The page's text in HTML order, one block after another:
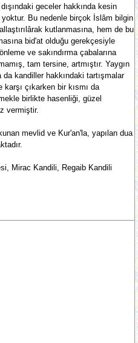
geceler hakkında kesin
Bu nedenle birçok İslâm bilgin
kutlanmasına, hem de bu
bid'at olduğu gerekçesiyle
ve sakındırma çabalarına
tam tersine, artmıştır. Yaygın
kandiller hakkındaki tartışmalar
çıkarken bir kısmı da
birlikte hasenliği, güzel
vermiştir.
mevlid ve Kur'an'la, yapılan dua
Mirac Kandili, Regaib Kandili